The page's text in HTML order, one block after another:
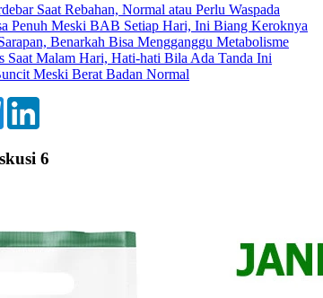
Saat Rebahan, Normal atau Perlu Waspada
Penuh Meski BAB Setiap Hari, Ini Biang Keroknya
Benarkah Bisa Mengganggu Metabolisme
Saat Malam Hari, Hati-hati Bila Ada Tanda Ini
Meski Berat Badan Normal
6